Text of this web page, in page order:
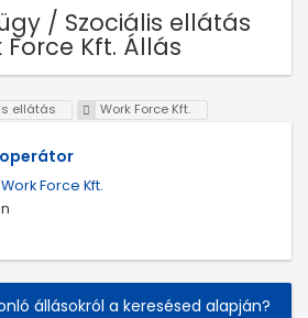
/ Szociális ellátás
Force Kft. Állás
ellátás Work Force Kft.
Work Force Kft.
állásokról a keresésed alapján?